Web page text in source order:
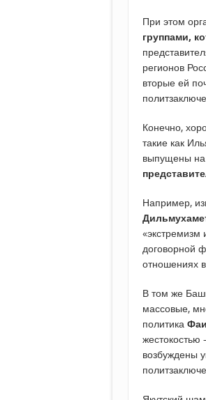
При этом
группами,
регионов
вторые ей
Конечно,
такие как
выпущены на
Например,
«экстремизм
договорной
отношениях
В том же
массовые,
политика
жестокостью
возбуждены